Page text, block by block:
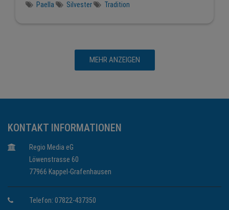
Paella
Silvester Tradition
MEHR ANZEIGEN
KONTAKT INFORMATIONEN
Regio Media eG
Löwenstrasse 60
77966 Kappel-Grafenhausen
Telefon: 07822-437350